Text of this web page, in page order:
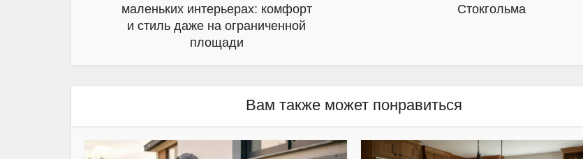
маленьких интерьерах: комфорт
и стиль даже на ограниченной
площади
Стокгольма
Вам также может понравиться